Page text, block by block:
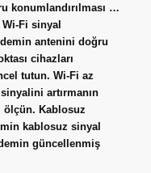
konumlandırılması …
Fi sinyal
antenini doğru
cihazları
tutun. Wi-Fi az
artırmanın
ölçün. Kablosuz
kablosuz sinyal
güncellenmiş